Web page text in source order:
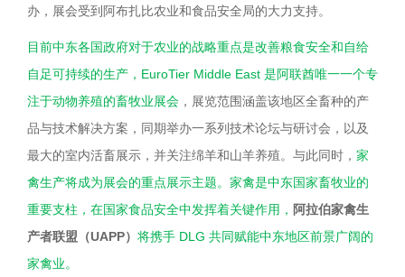
办，展会受到阿布扎比农业和食品安全局的大力支持。
目前中东各国政府对于农业的战略重点是改善粮食安全和自给
自足可持续的生产，EuroTier Middle East 是阿联酋唯一一个专
注于动物养殖的畜牧业展会 ，展览范围涵盖该地区全畜种的产
品与技术解决方案，同期举办一系列技术论坛与研讨会，以及
最大的室内活畜展示，并关注绵羊和山羊养殖。与此同时， 家
禽生产将成为展会的重点展示主题。家禽是中东国家畜牧业的
重要支柱，在国家食品安全中发挥着关键作用， 阿拉伯家禽生
产者联盟（UAPP） 将携手 DLG 共同赋能中东地区前景广阔的
家禽业。